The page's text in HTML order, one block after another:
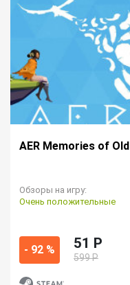
AER Memories of Old
Обзоры на игру:
Очень положительные
- 92 % 51 P
599 Р